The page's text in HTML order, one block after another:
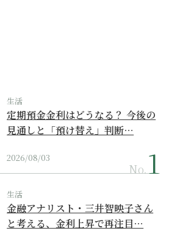
生活
定期預金金利はどうなる？ 今後の
見通しと「預け替え」判断…
2026/08/03
No.
生活
金融アナリスト・三井智映子さん
と考える、金利上昇で再注目…